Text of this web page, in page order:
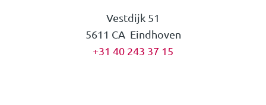
Vestdijk 51
5611 CA Eindhoven
+31 40 243 37 15